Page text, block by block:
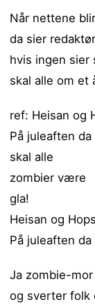
Når nettene
da sier
hvis ingen sier
skal alle om et
ref: Heisan og
På juleaften da
skal alle
zombier være
gla!
Heisan og
På juleaften
Ja zombie-
og sverter folk